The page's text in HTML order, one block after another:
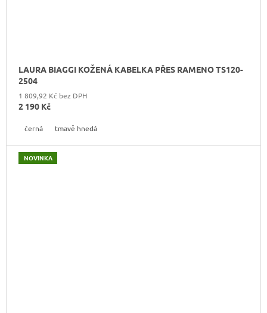
LAURA BIAGGI KOŽENÁ KABELKA PŘES RAMENO TS120-
2504
1 809,92 Kč bez DPH
2 190 Kč
černá tmavě hnedá
NOVINKA